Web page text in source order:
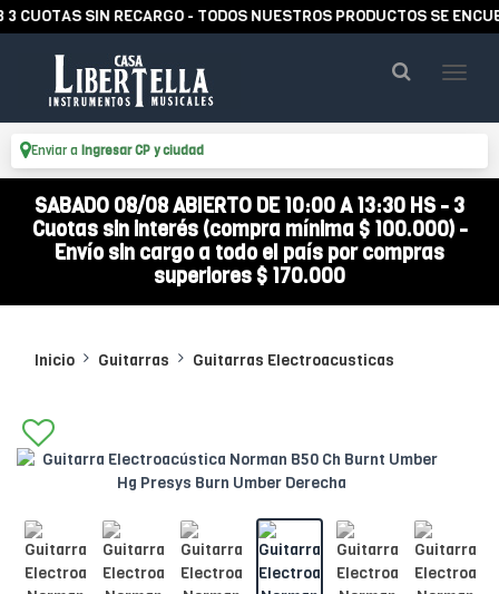
SIN RECARGO - TODOS NUESTROS PRODUCTOS SE
Enviar a Ingresar CP y ciudad
SABADO 08/08 ABIERTO DE 10:00 A 13:30 HS - 3
Cuotas sin interés (compra mínima $ 100.000) -
Envío sin cargo a todo el país por compras
superiores $ 170.000
Inicio Guitarras Guitarras Electroacusticas